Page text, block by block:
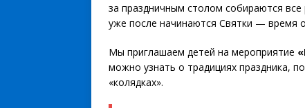
за праздничным столом собираются
уже после начинаются Святки — время
Мы приглашаем детей на мероприятие
можно узнать о традициях праздника,
«колядках».